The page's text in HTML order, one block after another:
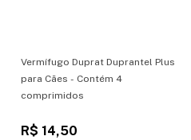
Vermífugo Duprat Duprantel Plus
para Cães - Contém 4
comprimidos
R$ 14,50